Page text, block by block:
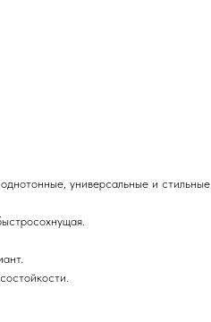
универсальные и стильные.